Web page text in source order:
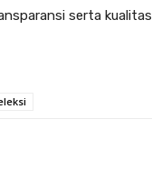
serta